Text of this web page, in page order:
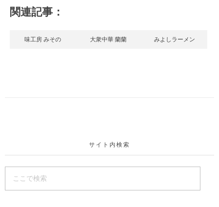
関連記事：
味工房 みその 大衆中華 蘭蘭 みよしラーメン
サイト内検索